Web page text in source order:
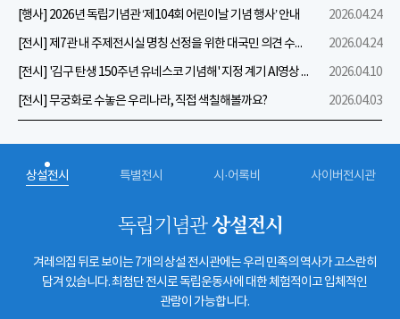
[행사] 2026년 독립기념관 ‘제104회 어린이날 기념 행사’ 안내
2026.04.24
[전시] 제7관 내 주제전시실 명칭 선정을 위한 대국민 의견 수렴 실시
2026.04.24
[전시] '김구 탄생 150주년 유네스코 기념해' 지정 계기 AI영상 국민공모 개최 안내
2026.04.10
[전시] 무궁화로 수놓은 우리나라, 직접 색칠해볼까요?
2026.04.03
상설전시 특별전시 시·어록비 사이버전시관
독립기념관상설전시
겨레의집 뒤로 보이는 7개의 상설 전시관에는 우리 민족의 역사가 고스란히
담겨 있습니다. 최첨단 전시로 독립운동사에 대한 체험적이고 입체적인
관람이 가능합니다.